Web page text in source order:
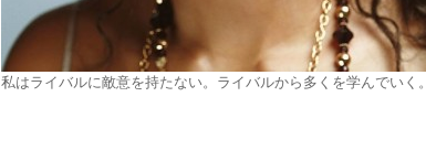
私はライバルに敵意を持たない。ライバルから多くを学んでいく。